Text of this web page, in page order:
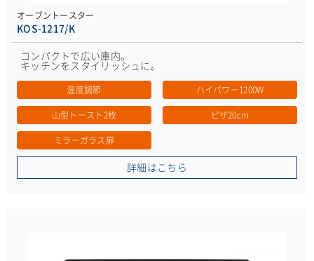
オーブントースター
KOS-1217/K
コンパクトで広い庫内。
キッチンをスタイリッシュに。
温度調節 ハイパワー1200W
山型トースト2枚 ピザ20cm
ミラーガラス扉
詳細はこちら